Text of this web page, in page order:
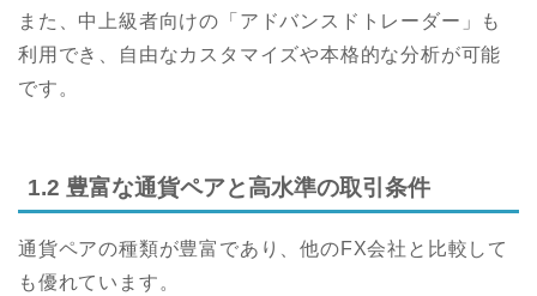
また、中上級者向けの「アドバンスドトレーダー」も
利用でき、自由なカスタマイズや本格的な分析が可能
です。
1.2 豊富な通貨ペアと高水準の取引条件
通貨ペアの種類が豊富であり、他のFX会社と比較して
も優れています。